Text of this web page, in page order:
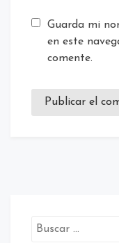
Guarda mi
en este
comente.
Buscar: